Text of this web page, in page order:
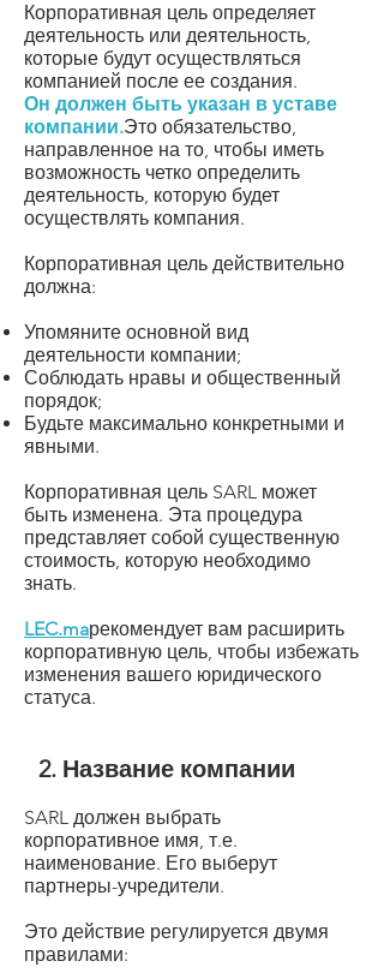
Корпоративная цель определяет
деятельность или деятельность,
которые будут осуществляться
компанией после ее создания.
Он должен быть указан в уставе
компании.Это обязательство,
направленное на то, чтобы иметь
возможность четко определить
деятельность, которую будет
осуществлять компания.
Корпоративная цель действительно
должна:
Упомяните основной вид
деятельности компании;
Соблюдать нравы и общественный
порядок;
Будьте максимально конкретными и
явными.
Корпоративная цель SARL может
быть изменена. Эта процедура
представляет собой существенную
стоимость, которую необходимо
знать.
LEC.maрекомендует вам расширить
корпоративную цель, чтобы избежать
изменения вашего юридического
статуса.
2. Название компании
SARL должен выбрать
корпоративное имя, т.е.
наименование. Его выберут
партнеры-учредители.
Это действие регулируется двумя
правилами: